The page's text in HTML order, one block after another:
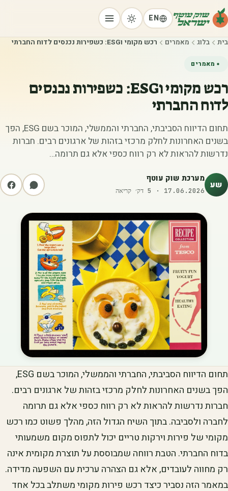
EN
בית בלוג מאמרים רכש מקומי וESG: כשפירות נכנסים לדוח החברתי
מאמרים
רכש מקומי וESG: כשפירות נכנסים
לדוח החברתי
תחום הדיווח הסביבתי, החברתי והממשלי, המוכר בשם ESG, הפך
בשנים האחרונות לחלק מרכזי בזהות של ארגונים רבים. חברות
נדרשות להראות לא רק רווח כספי אלא גם תרומה…
שע מערכת שוק עוטף
17.06.2026
·
5 דק׳ קריאה
תחום הדיווח הסביבתי, החברתי והממשלי, המוכר בשם ESG,
הפך בשנים האחרונות לחלק מרכזי בזהות של ארגונים רבים.
חברות נדרשות להראות לא רק רווח כספי אלא גם תרומה
לחברה ולסביבה. בתוך השיח הגדול הזה, מהלך פשוט כמו רכש
מקומי של פירות וירקות טריים יכול לתפוס מקום משמעותי
בדוח החברתי. הטבת רווחה שמבוססת על תוצרת מקומית אינה
רק מחווה לעובדים, אלא גם הצהרה ערכית עם השפעה מדידה.
במאמר הזה נסביר כיצד רכש פירות מקומי משתלב בכל אחד